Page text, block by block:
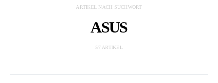
ARTIKEL NACH SUCHWORT
ASUS
57 ARTIKEL